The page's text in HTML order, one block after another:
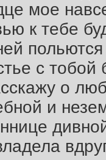
мое
к тебе
с тобой
о
и